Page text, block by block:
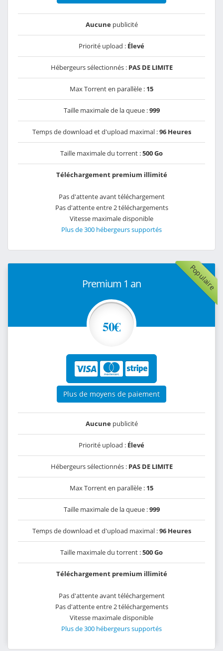
Aucunepublicité
Priorité upload : Élevé
Hébergeurs sélectionnés : PAS DE LIMITE
Max Torrent en parallèle : 15
Taille maximale de la queue :999
Temps de download et d'upload maximal :96 Heures
Taille maximale du torrent :500 Go
Téléchargement premium illimité
Pas d'attente avant téléchargement
Pas d'attente entre 2 téléchargements
Vitesse maximale disponible
Plus de 300 hébergeurs supportés
Populaire
Premium 1 an
50€
Plus de moyens de paiement
Aucunepublicité
Priorité upload : Élevé
Hébergeurs sélectionnés : PAS DE LIMITE
Max Torrent en parallèle : 15
Taille maximale de la queue :999
Temps de download et d'upload maximal :96 Heures
Taille maximale du torrent :500 Go
Téléchargement premium illimité
Pas d'attente avant téléchargement
Pas d'attente entre 2 téléchargements
Vitesse maximale disponible
Plus de 300 hébergeurs supportés